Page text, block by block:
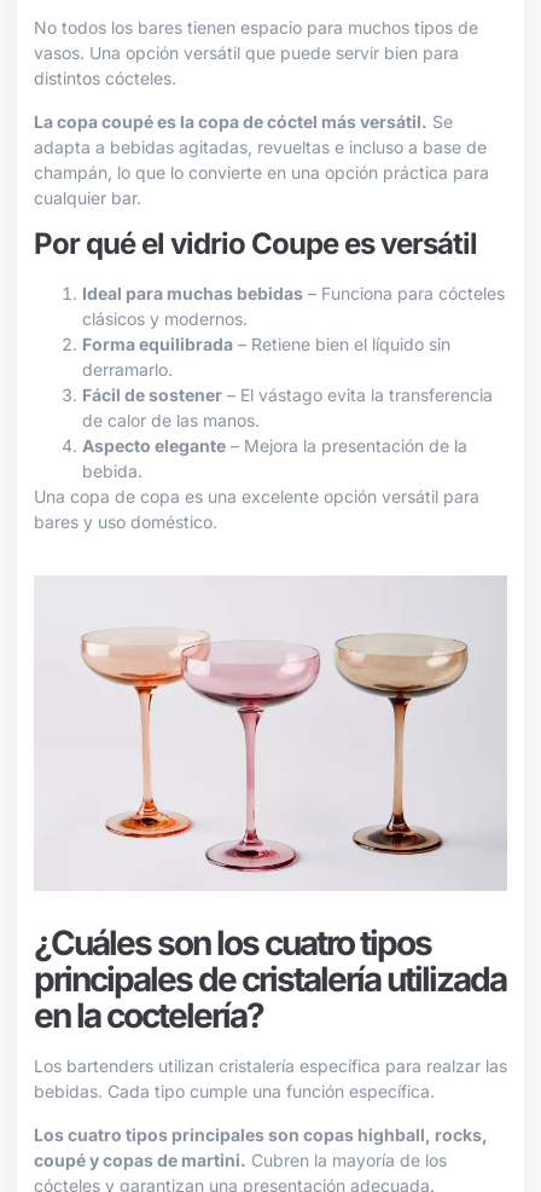
No todos los bares tienen espacio para muchos tipos de
vasos. Una opción versátil que puede servir bien para
distintos cócteles.
La copa coupé es la copa de cóctel más versátil. Se
adapta a bebidas agitadas, revueltas e incluso a base de
champán, lo que lo convierte en una opción práctica para
cualquier bar.
Por qué el vidrio Coupe es versátil
Ideal para muchas bebidas – Funciona para cócteles
clásicos y modernos.
Forma equilibrada – Retiene bien el líquido sin
derramarlo.
Fácil de sostener – El vástago evita la transferencia
de calor de las manos.
Aspecto elegante – Mejora la presentación de la
bebida.
Una copa de copa es una excelente opción versátil para
bares y uso doméstico.
¿Cuáles son los cuatro tipos
principales de cristalería utilizada
en la coctelería?
Los bartenders utilizan cristalería específica para realzar las
bebidas. Cada tipo cumple una función específica.
Los cuatro tipos principales son copas highball, rocks,
coupé y copas de martini. Cubren la mayoría de los
cócteles y garantizan una presentación adecuada.